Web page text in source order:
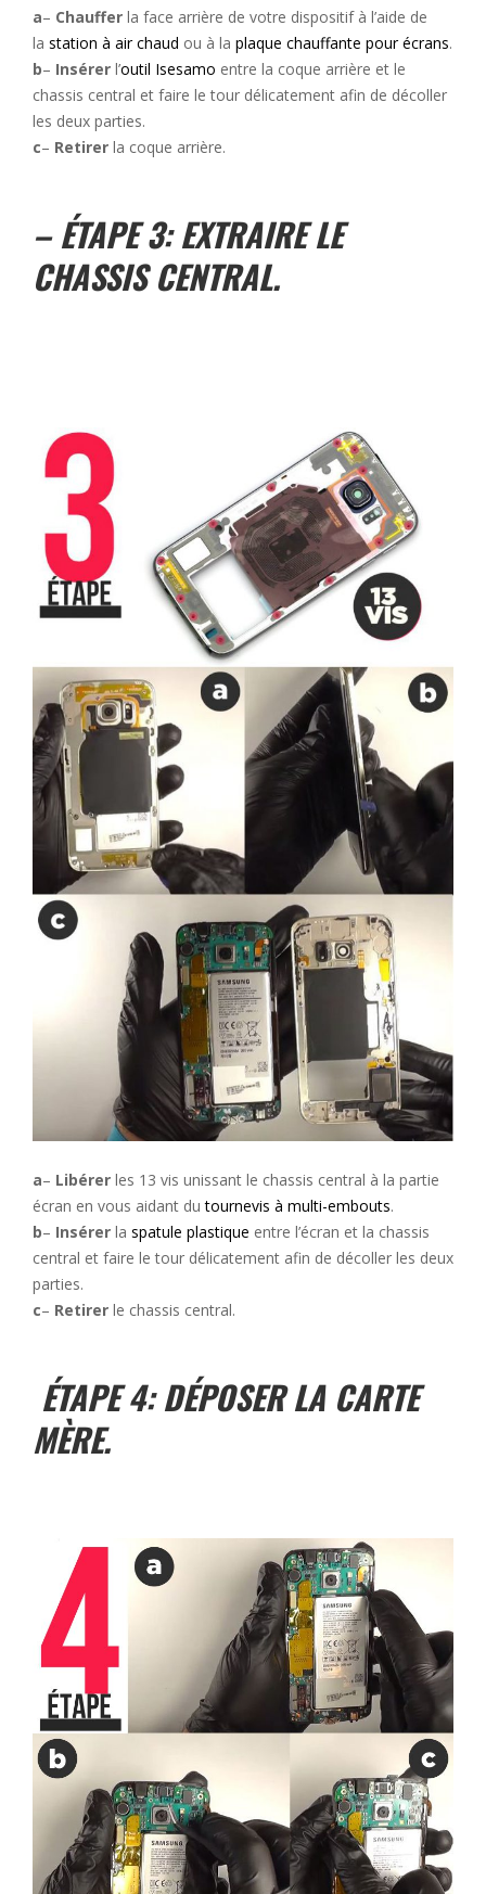
a– Chauffer la face arrière de votre dispositif à l’aide de
la station à air chaud ou à la plaque chauffante pour écrans.
b– Insérer l’outil Isesamo entre la coque arrière et le
chassis central et faire le tour délicatement afin de décoller
les deux parties.
c– Retirer la coque arrière.
– ÉTAPE 3: EXTRAIRE LE
CHASSIS CENTRAL.
a– Libérer les 13 vis unissant le chassis central à la partie
écran en vous aidant dutournevis à multi-embouts.
b– Insérer la spatule plastique entre l’écran et la chassis
central et faire le tour délicatement afin de décoller les deux
parties.
c– Retirer le chassis central.
ÉTAPE 4: DÉPOSER LA CARTE
MÈRE.